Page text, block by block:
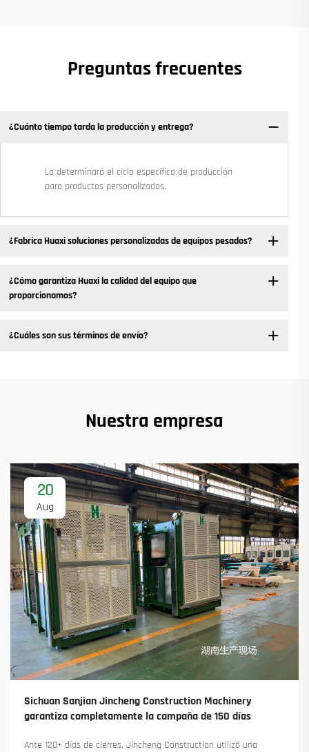
Preguntas frecuentes
¿Cuánto tiempo tarda la producción y entrega?
Lo determinará el ciclo específico de producción
para productos personalizados.
¿Fabrica Huaxi soluciones personalizadas de equipos pesados?
¿Cómo garantiza Huaxi la calidad del equipo que
proporcionamos?
¿Cuáles son sus términos de envío?
Nuestra empresa
20
Aug
Sichuan Sanjian Jincheng Construction Machinery
garantiza completamente la campaña de 150 días
Ante 120+ días de cierres, Jincheng Construction utilizó una